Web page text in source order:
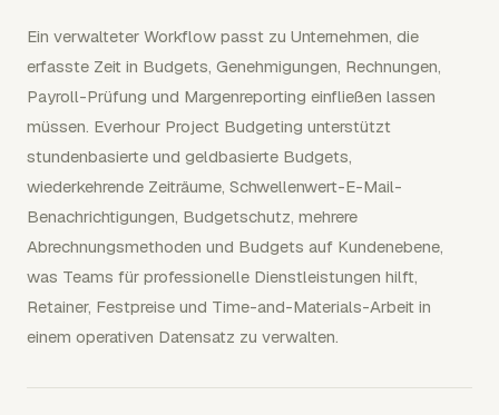
Ein verwalteter Workflow passt zu Unternehmen, die
erfasste Zeit in Budgets, Genehmigungen, Rechnungen,
Payroll-Prüfung und Margenreporting einfließen lassen
müssen. Everhour Project Budgeting unterstützt
stundenbasierte und geldbasierte Budgets,
wiederkehrende Zeiträume, Schwellenwert-E-Mail-
Benachrichtigungen, Budgetschutz, mehrere
Abrechnungsmethoden und Budgets auf Kundenebene,
was Teams für professionelle Dienstleistungen hilft,
Retainer, Festpreise und Time-and-Materials-Arbeit in
einem operativen Datensatz zu verwalten.